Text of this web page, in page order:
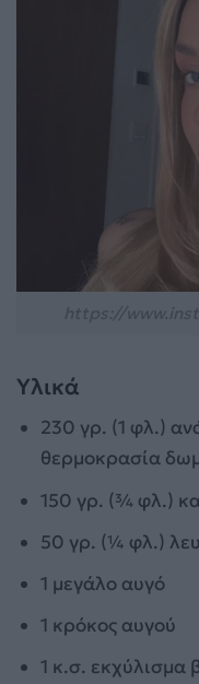
Υλικά
230 γρ. (1 φλ.)
θερμοκρασία
150 γρ. (¾ φλ.)
50 γρ. (¼ φλ.)
1 μεγάλο αυγό
1 κρόκος αυγού
1 κ.σ. εκχύλισμα